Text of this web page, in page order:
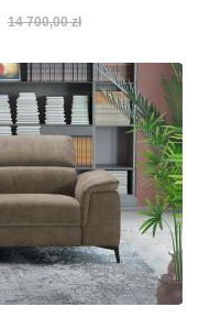
14 700,00 zł